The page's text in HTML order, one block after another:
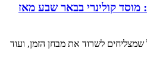
מוסד קולינרי בבאר שבע מאז
לשרוד את מבחן הזמן, ועוד